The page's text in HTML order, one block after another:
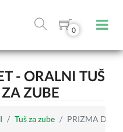
0
- ORALNI TUŠ
ZUBE
Tuš za zube PRIZMA